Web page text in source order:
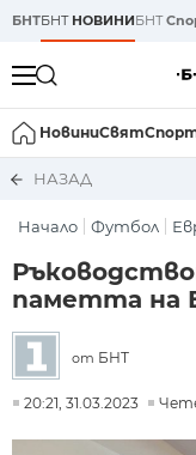
БНТБНТ НОВИНИБНТ
НовиниСвят
НАЗАД
Начало Футбол
паметта на
от БНТ
20:21, 31.03.2023